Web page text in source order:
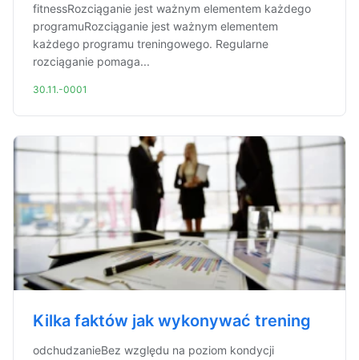
fitnessRozciąganie jest ważnym elementem każdego
programuRozciąganie jest ważnym elementem
każdego programu treningowego. Regularne
rozciąganie pomaga...
30.11.-0001
Kilka faktów jak wykonywać trening
odchudzanieBez względu na poziom kondycji